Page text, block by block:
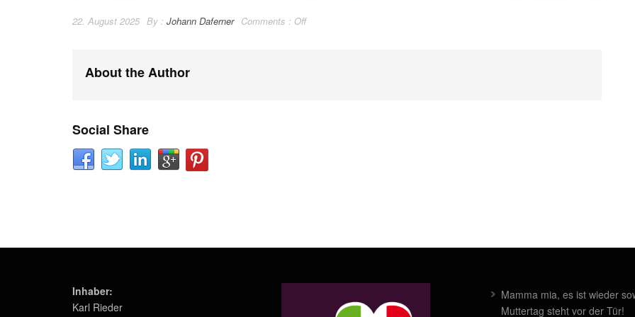
22. August 2025 By : Johann Daferner Comments : Off
About the Author
Social Share
Inhaber:
Karl Rieder
Mamma mia, es ist wieder
Muttertag steht vor der Tür!